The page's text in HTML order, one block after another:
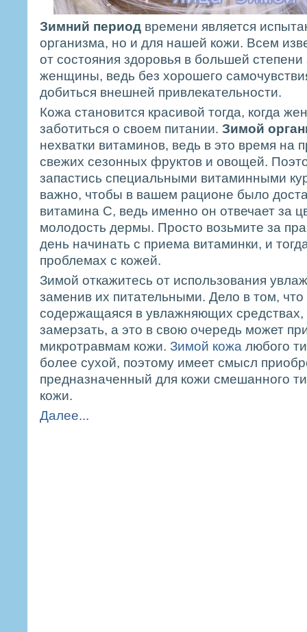
Зимний период времени является
организма, но и для нашей кожи. Всем
от состояния здоровья в большей степени
женщины, ведь без хорошего
добиться внешней привлекательности.
Кожа становится красивой тогда, когда
заботиться о своем питании. Зимой
нехватки витаминов, ведь в это время на
свежих сезонных фруктов и овощей.
запастись специальными витаминными
важно, чтобы в вашем рационе было
витамина С, ведь именно он отвечает за
молодость дермы. Просто возьмите за
день начинать с приема витаминки, и
проблемах с кожей.
Зимой откажитесь от использования
заменив их питательными. Дело в том, что
содержащаяся в увлажняющих средствах,
замерзать, а это в свою очередь может
микротравмам кожи. Зимой кожа любого
более сухой, поэтому имеет смысл
предназначенный для кожи смешанного
кожи.
Далее...